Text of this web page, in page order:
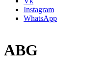
Instagram
WhatsApp
ABG